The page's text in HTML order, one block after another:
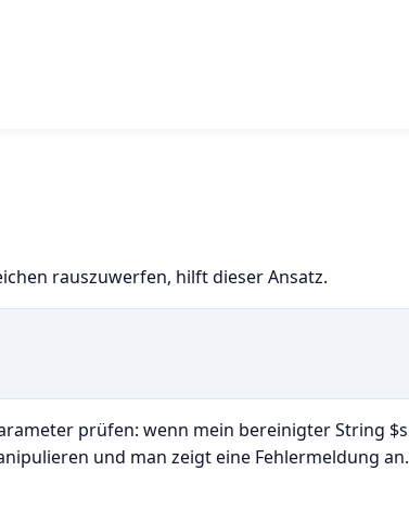
rauszuwerfen, hilft dieser Ansatz.
prüfen: wenn mein bereinigter String $s
und man zeigt eine Fehlermeldung an.